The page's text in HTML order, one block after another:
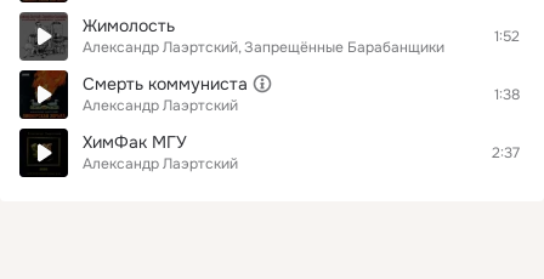
Жимолость
Александр Лаэртский Запрещённые Барабанщики
1:52
Смерть коммуниста
Александр Лаэртский
1:38
ХимФак МГУ
Александр Лаэртский
2:37